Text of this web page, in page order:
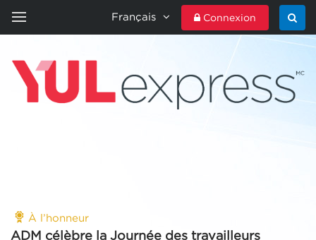
YULEXPRESS
Français Connexion
À l’honneur
ADM célèbre la Journée des travailleurs